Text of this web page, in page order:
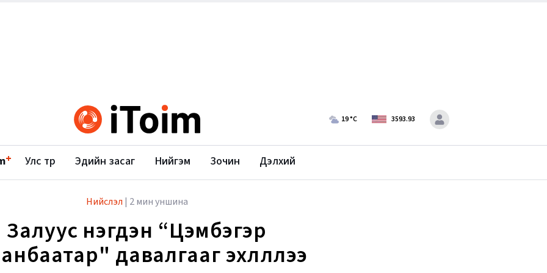
19°C 3593.93
+ Улс төр Эдийн засаг Нийгэм Зочин Дэлхий
Нийслэл | 2 мин уншина
Залуус нэгдэн “Цэмбэгэр
давалгааг эхлүүллээ